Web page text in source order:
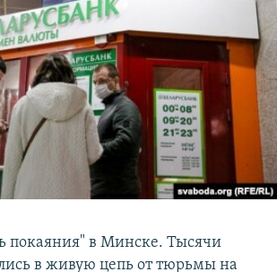
покаяния" в Минске. Тысячи
в живую цепь от тюрьмы на